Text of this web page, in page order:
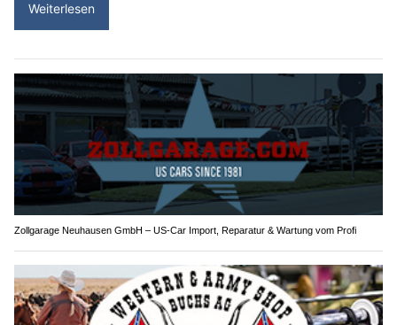
Weiterlesen
Zollgarage Neuhausen GmbH – US-Car Import, Reparatur & Wartung vom Profi